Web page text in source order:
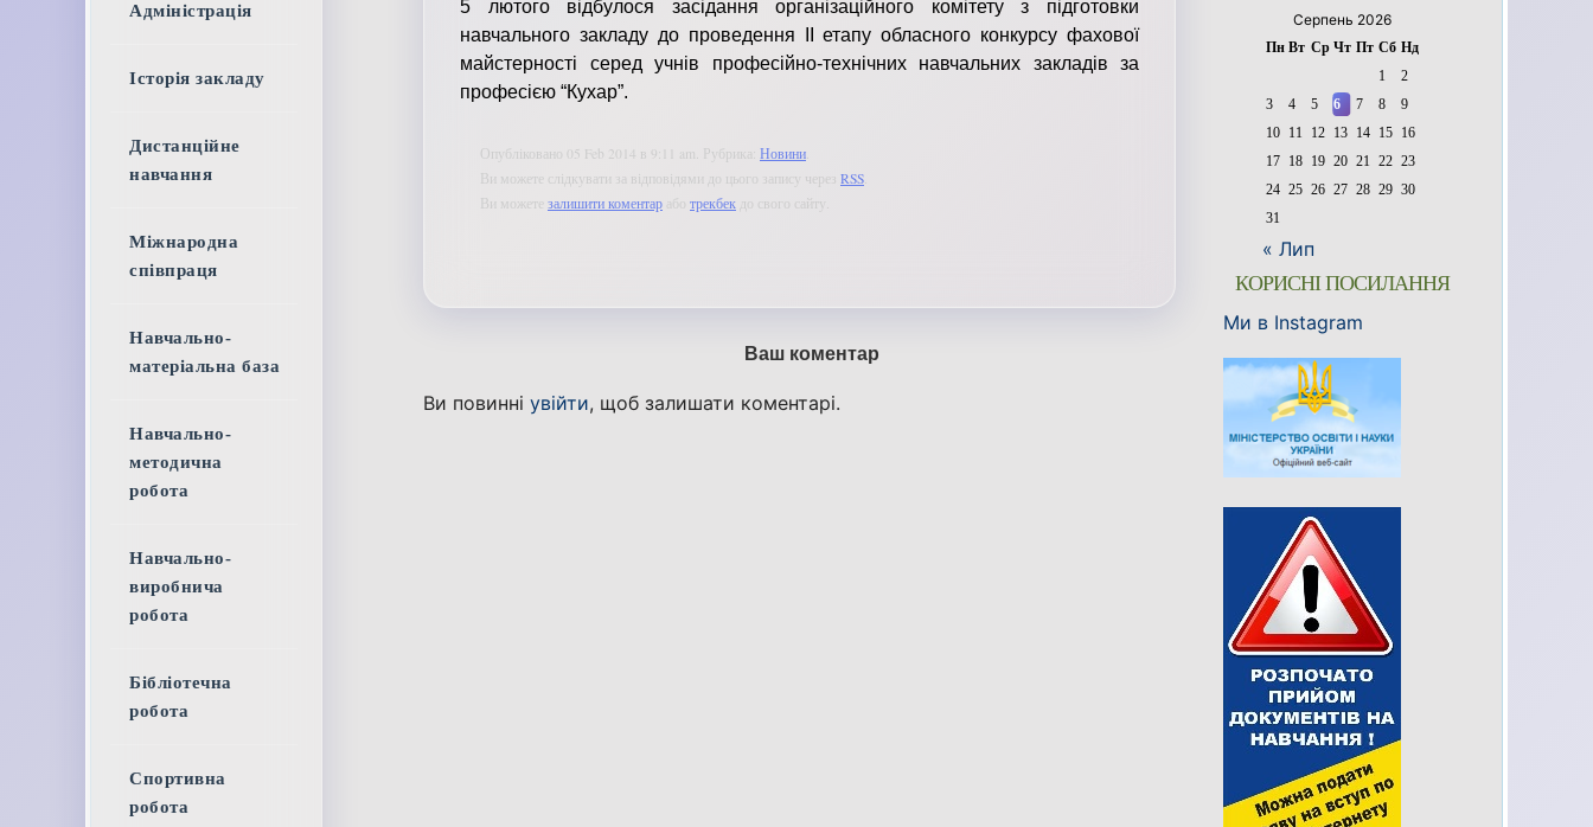
5 лютого відбулося засідання організаційного комітету з підготовки
навчального закладу до проведення ІІ етапу обласного конкурсу фахової
майстерності серед учнів професійно-технічних навчальних закладів за
професією “Кухар”.
Опубліковано 05 Feb 2014 в 9:11 am. Рубрика: Новини.
Ви можете слідкувати за відповідями до цього запису через RSS.
Ви можете залишити коментар трекбек до свого сайту.
Ваш коментар
Ви повинні увійти, щоб залишати коментарі.
Серпень 2026
Пн Вт Ср Чт Пт Сб Нд
1
2
3
4 5 6 7 8
9
10
11 12 13 14 15
16
17
18 19 20 21 22 23
24 25 26 27 28 29 30
31
« Лип
КОРИСНІ ПОСИЛАННЯ
Ми в Instagram
Адміністрація
Історія закладу
Дистанційне
навчання
Міжнародна
співпраця
Навчально-
матеріальна база
Навчально-
методична
робота
Навчально-
виробнича
робота
Бібліотечна
робота
Спортивна
робота